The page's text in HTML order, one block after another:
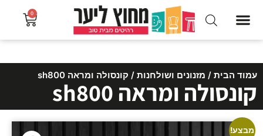
0
עמוד הבית / מזנונים ושולחנות / קונסולה ומראה sh800
קונסולה ומראה sh800
מבצע!